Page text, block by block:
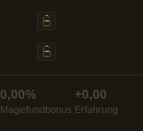
0,00%
Magiefundbonus
+0,00
Erfahrung